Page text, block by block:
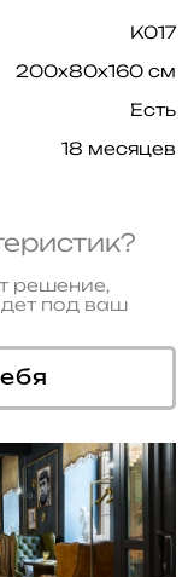
K017
200x80x160 см
Есть
18 месяцев
решение,
под ваш